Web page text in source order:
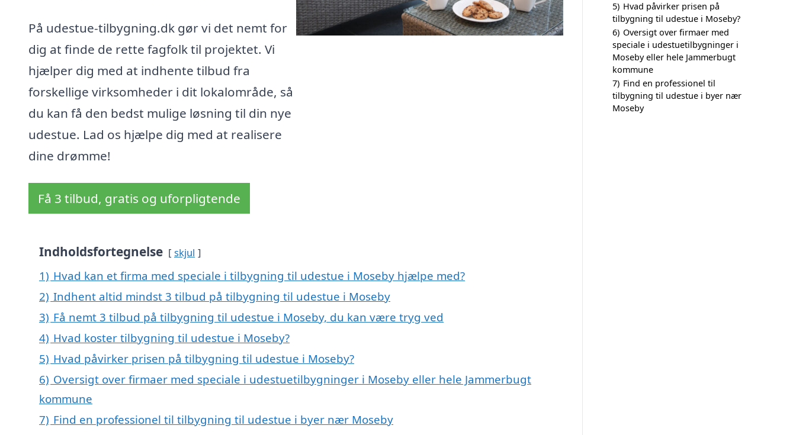
På udestue-tilbygning.dk gør vi det nemt for
dig at finde de rette fagfolk til projektet. Vi
hjælper dig med at indhente tilbud fra
forskellige virksomheder i dit lokalområde, så
du kan få den bedst mulige løsning til din nye
udestue. Lad os hjælpe dig med at realisere
dine drømme!
Få 3 tilbud, gratis og uforpligtende
Indholdsfortegnelse skjul
1) Hvad kan et firma med speciale i tilbygning til udestue i Moseby hjælpe med?
2) Indhent altid mindst 3 tilbud på tilbygning til udestue i Moseby
3) Få nemt 3 tilbud på tilbygning til udestue i Moseby, du kan være tryg ved
4) Hvad koster tilbygning til udestue i Moseby?
5) Hvad påvirker prisen på tilbygning til udestue i Moseby?
6) Oversigt over firmaer med speciale i udestuetilbygninger i Moseby eller hele Jammerbugt
kommune
7) Find en professionel til tilbygning til udestue i byer nær Moseby
5) Hvad påvirker prisen på
tilbygning til udestue i Moseby?
6) Oversigt over firmaer med
speciale i udestuetilbygninger i
Moseby eller hele Jammerbugt
kommune
7) Find en professionel til
tilbygning til udestue i byer nær
Moseby